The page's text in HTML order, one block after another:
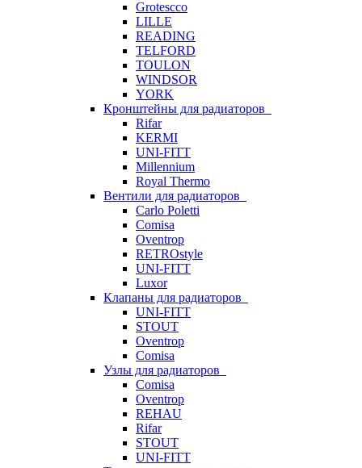
Grotescco
LILLE
READING
TELFORD
TOULON
WINDSOR
YORK
Кронштейны для радиаторов
Rifar
KERMI
UNI-FITT
Millennium
Royal Thermo
Вентили для радиаторов
Carlo Poletti
Comisa
Oventrop
RETROstyle
UNI-FITT
Luxor
Клапаны для радиаторов
UNI-FITT
STOUT
Oventrop
Comisa
Узлы для радиаторов
Comisa
Oventrop
REHAU
Rifar
STOUT
UNI-FITT